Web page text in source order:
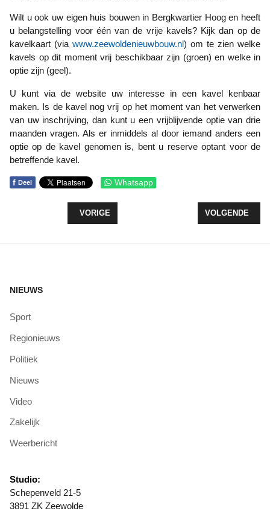
Wilt u ook uw eigen huis bouwen in Bergkwartier Hoog en heeft
u belangstelling voor één van de vrije kavels? Kijk dan op de
kavelkaart (via www.zeewoldenieuwbouw.nl) om te zien welke
kavels op dit moment vrij beschikbaar zijn (groen) en welke in
optie zijn (geel).
U kunt via de website uw interesse in een kavel kenbaar
maken. Is de kavel nog vrij op het moment van het verwerken
van uw inschrijving, dan kunt u een vrijblijvende optie van drie
maanden vragen. Als er inmiddels al door iemand anders een
optie op de kavel genomen is, bent u reserve optant voor de
betreffende kavel.
f Deel Whatsapp
VORIG ARTIKEL: WOONWENSENONDERZOEK
VORIGE VOLGENDE
VOLGENDE
NIEUWS
Sport
Regionieuws
Politiek
Nieuws
Video
Zakelijk
Weerbericht
Studio:
Schepenveld 21-5
3891 ZK Zeewolde